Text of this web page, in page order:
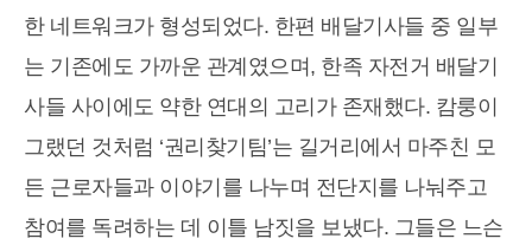
한 네트워크가 형성되었다. 한편 배달기사들 중 일부
는 기존에도 가까운 관계였으며, 한족 자전거 배달기
사들 사이에도 약한 연대의 고리가 존재했다. 캄룽이
그랬던 것처럼 ‘권리찾기팀’는 길거리에서 마주친 모
든 근로자들과 이야기를 나누며 전단지를 나눠주고
참여를 독려하는 데 이틀 남짓을 보냈다. 그들은 느슨